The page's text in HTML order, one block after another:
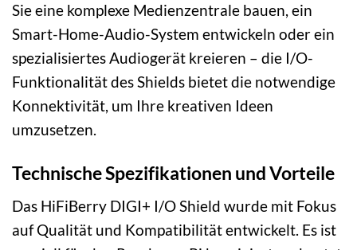
Sie eine komplexe Medienzentrale bauen, ein
Smart-Home-Audio-System entwickeln oder ein
spezialisiertes Audiogerät kreieren – die I/O-
Funktionalität des Shields bietet die notwendige
Konnektivität, um Ihre kreativen Ideen
umzusetzen.
Technische Spezifikationen und Vorteile
Das HiFiBerry DIGI+ I/O Shield wurde mit Fokus
auf Qualität und Kompatibilität entwickelt. Es ist